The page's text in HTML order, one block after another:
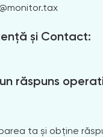
și Contact:
răspuns
ta și obține